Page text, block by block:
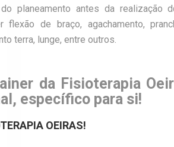
planeamento antes da realização
flexão de braço, agachamento,
terra, lunge, entre outros.
da Fisioterapia
, específico para si!
OEIRAS!